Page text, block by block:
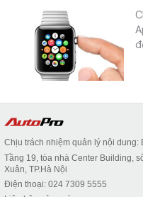
Chịu trách nhiệm quản lý nội dung:
Tầng 19, tòa nhà Center Building,
Xuân, TP.Hà Nội
Điện thoại: 024 7309 5555